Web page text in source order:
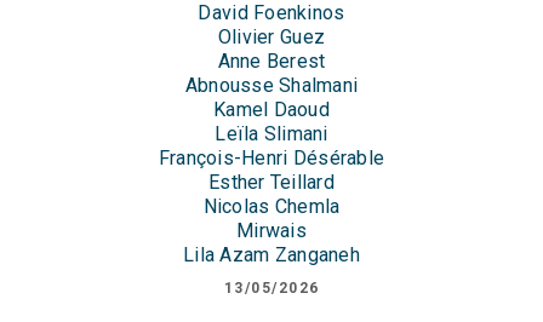
David Foenkinos
Olivier Guez
Anne Berest
Abnousse Shalmani
Kamel Daoud
Leïla Slimani
François-Henri Désérable
Esther Teillard
Nicolas Chemla
Mirwais
Lila Azam Zanganeh
13/05/2026